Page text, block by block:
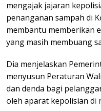
mengajak jajaran
penanganan sampah di
membantu memberikan
yang masih membuang
Dia menjelaskan
menyusun Peraturan
dan denda bagi
oleh aparat kepolisian di